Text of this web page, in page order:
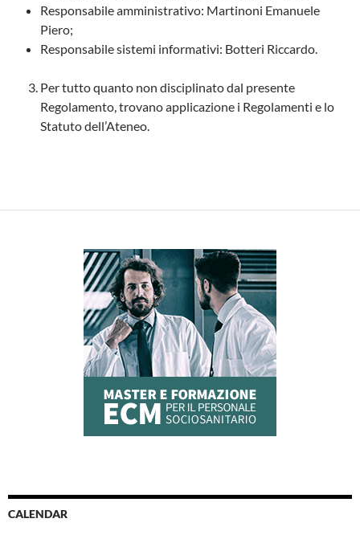
Responsabile amministrativo: Martinoni Emanuele
Piero;
Responsabile sistemi informativi: Botteri Riccardo.
Per tutto quanto non disciplinato dal presente
Regolamento, trovano applicazione i Regolamenti e lo
Statuto dell’Ateneo.
CALENDAR